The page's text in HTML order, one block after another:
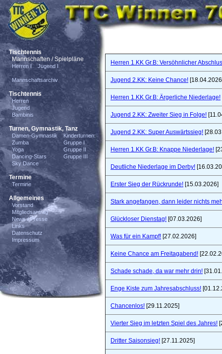
Tischtennis
Mannschaften / Spielpläne
Herren I Jugend I
Mannschaftsarchiv
Tischtennis
Herren
Jugend
Bambinis
Turnen, Gymnastik, Tanz
Damen-Gymnastik
Zumba
Yoga
Dancing-Stars
Sky Dance
Kinderturnen:
Gruppe I
Gruppe II
Gruppe III
Termine
Termine
Allgemeines
Vorstand
Mitgliedsantrag
News / Presse
Links
Datenschutz
Impressum
Herren 1.KK Gr.B: Versöhnlicher
Jugend 2.KK: Keine Chance!
Herren 1.KK Gr.B: Ärgerliche Niederlage!
Jugend 2.KK: Zweiter Sieg in Folge!
Jugend 2.KK: Super Auswärtssieg!
Herren 1.KK Gr.B: Knappe Niederlage!
Deutliche Niederlage im Derby!
Erster Sieg der Rückrunde! [15.03.2026]
Stark angefangen, dann leider nichts
Glückloser Dienstag! [07.03.2026]
Was für ein Kampf! [27.02.2026]
Keine Chance am Freitagabend!
Schade schade, da war mehr drin!
Enge Kiste zum Jahresabschluss!
Chancenlos! [29.11.2025]
Vierter Sieg im letzten Spiel des Jahres!
Dritter Saisonsieg! [27.11.2025]